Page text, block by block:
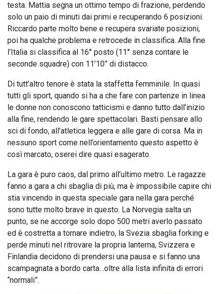
testa. Mattia segna un ottimo tempo di frazione, perdendo
solo un paio di minuti dai primi e recuperando 6 posizioni.
Riccardo parte molto bene e recupera svariate posizioni,
poi ha qualche problema e retrocede in classifica. Alla fine
l’Italia si classifica al 16° posto (11° senza contare le
seconde squadre) con 11’10” di distacco.
Di tutt’altro tenore è stata la staffetta femminile. In quasi
tutti gli sport, quando si ha a che fare con partenze in linea
le donne non conoscono tatticismi e danno tutto dall’inizio
alla fine, rendendo le gare spettacolari. Basti pensare allo
sci di fondo, all’atletica leggera e alle gare di corsa. Ma in
nessuno sport come nell’orientamento questo aspetto è
così marcato, oserei dire quasi esagerato.
La gara è puro caos, dal primo all’ultimo metro. Le ragazze
fanno a gara a chi sbaglia di più, ma è impossibile capire chi
stia vincendo in questa speciale gara nella gara perché
sono tutte molto brave in questo. La Norvegia salta un
punto, se ne accorge solo dopo 500 metri averlo passato
ed è costretta a tornare indietro, la Svezia sbaglia forking e
perde minuti nel ritrovare la propria lanterna, Svizzera e
Finlandia decidono di prendersi una pausa e si fanno una
scampagnata a bordo carta…oltre alla lista infinita di errori
“normali”.